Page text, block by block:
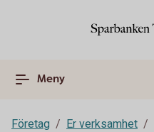
Meny
Företag Er verksamhet